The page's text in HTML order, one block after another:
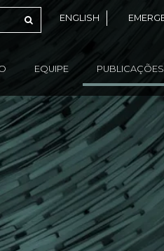
ENGLISH
EQUIPE PUBLICAÇÕES